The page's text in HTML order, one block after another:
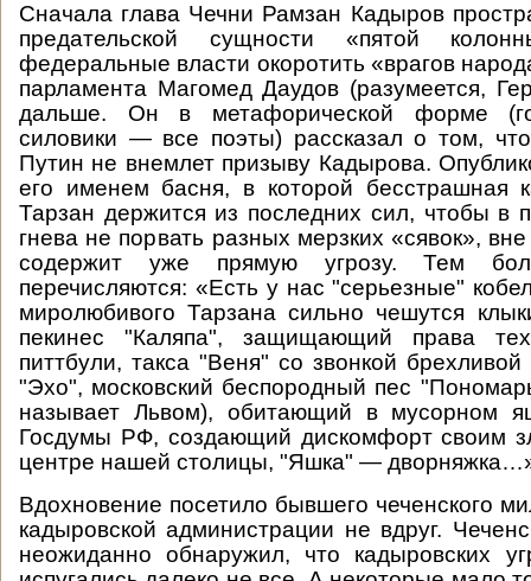
Сначала глава Чечни Рамзан Кадыров
предательской сущности «пятой
федеральные власти окоротить «врагов
парламента Магомед Даудов (разумеется,
дальше. Он в метафорической форме
силовики — все поэты) рассказал о том,
Путин не внемлет призыву Кадырова.
его именем басня, в которой бесстрашная
Тарзан держится из последних сил, чтобы в
гнева не порвать разных мерзких «сявок»,
содержит уже прямую угрозу. Тем
перечисляются: «Есть у нас "серьезные"
миролюбивого Тарзана сильно чешутся
пекинес "Каляпа", защищающий права
питтбули, такса "Веня" со звонкой брехливой
"Эхо", московский беспородный пес
называет Львом), обитающий в мусорном
Госдумы РФ, создающий дискомфорт своим
центре нашей столицы, "Яшка" —
Вдохновение посетило бывшего чеченского
кадыровской администрации не вдруг.
неожиданно обнаружил, что кадыровских